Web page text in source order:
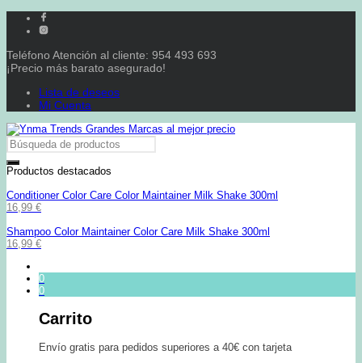
Teléfono Atención al cliente: 954 493 693
¡Precio más barato asegurado!
Lista de deseos
Mi Cuenta
Productos destacados
Conditioner Color Care Color Maintainer Milk Shake 300ml
16,99 €
Shampoo Color Maintainer Color Care Milk Shake 300ml
16,99 €
0
0
Carrito
Envío gratis para pedidos superiores a 40€ con tarjeta